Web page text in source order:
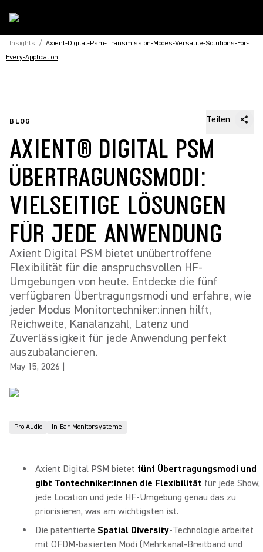
Insights / Axient-Digital-Psm-Transmission-Modes-Versatile-Solutions-For-
Every-Application
BLOG Teilen
AXIENT® DIGITAL PSM
ÜBERTRAGUNGSMODI:
VIELSEITIGE LÖSUNGEN
FÜR JEDE ANWENDUNG
Axient Digital PSM bietet unübertroffene
Flexibilität für die anspruchsvollen HF-
Umgebungen von heute. Entdecke die fünf
verfügbaren Übertragungsmodi und erfahre, wie
jeder Modus Monitortechniker:innen hilft,
Reichweite, Kanalanzahl, Latenz und
Zuverlässigkeit für jede Anwendung perfekt
auszubalancieren.
May 15, 2026
Pro Audio In-Ear-Monitorsysteme
Axient Digital PSM bietet fünf Übertragungsmodi und
gibt Tontechniker:innen die Flexibilität für jede Show,
jede Location und jede HF-Umgebung genau das zu
priorisieren, was am wichtigsten ist.
Die patentierte Spatial Diversity-Technologie arbeitet
mit OFDM-basierten Modi (Mehrkanal-Breitband und